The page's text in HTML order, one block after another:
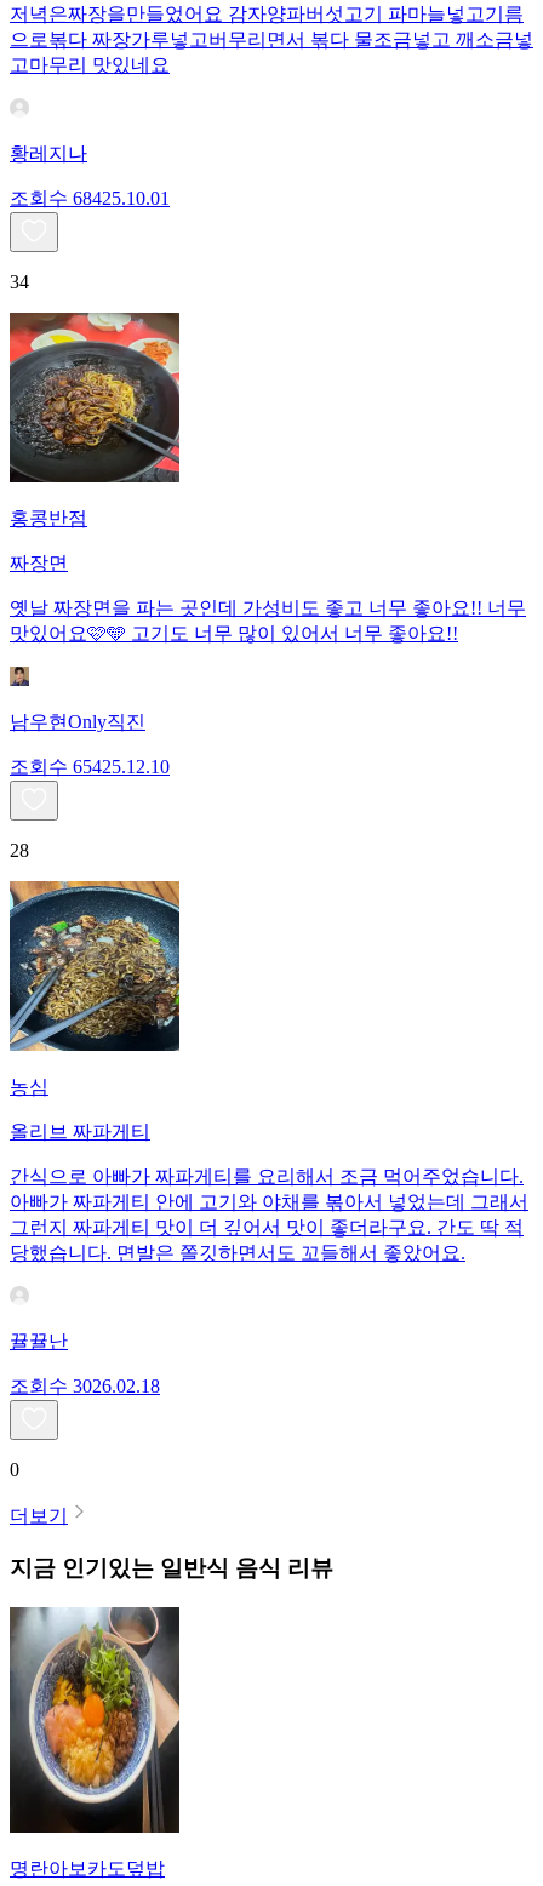
저녁은짜장을만들었어요 감자양파버섯고기 파마늘넣고기름
으로볶다 짜장가루넣고버무리면서 볶다 물조금넣고 깨소금넣
고마무리 맛있네요
황레지나
조회수 68425.10.01
34
홍콩반점
짜장면
옛날 짜장면을 파는 곳인데 가성비도 좋고 너무 좋아요!! 너무
맛있어요🩷🩵 고기도 너무 많이 있어서 너무 좋아요!!
남우현Only직진
조회수 65425.12.10
28
농심
올리브 짜파게티
간식으로 아빠가 짜파게티를 요리해서 조금 먹어주었습니다.
아빠가 짜파게티 안에 고기와 야채를 볶아서 넣었는데 그래서
그런지 짜파게티 맛이 더 깊어서 맛이 좋더라구요. 간도 딱 적
당했습니다. 면발은 쫄깃하면서도 꼬들해서 좋았어요.
뀰뀰난
조회수 3026.02.18
0
더보기
지금 인기있는 일반식 음식 리뷰
명란아보카도덮밥